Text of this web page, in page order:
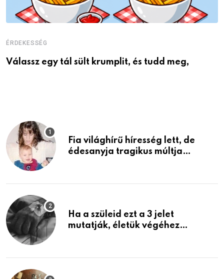
ÉRDEKESSÉG
Válassz egy tál sült krumplit, és tudd meg,
Fia világhírű híresség lett, de
édesanyja tragikus múltja
Ha a szüleid ezt a 3 jelet
mutatják, életük végéhez